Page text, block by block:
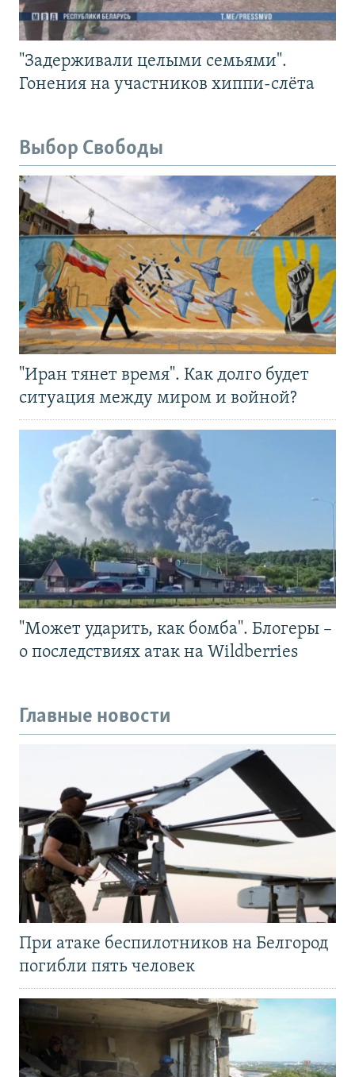
"Задерживали целыми семьями".
Гонения на участников хиппи-слёта
Выбор Свободы
"Иран тянет время". Как долго будет
ситуация между миром и войной?
"Может ударить, как бомба". Блогеры –
о последствиях атак на Wildberries
Главные новости
При атаке беспилотников на Белгород
погибли пять человек